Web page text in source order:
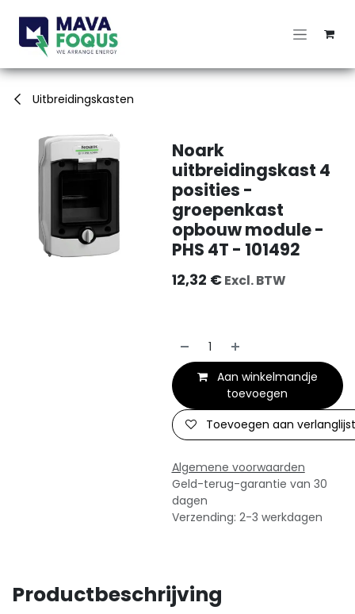
Uitbreidingskasten
Noark
uitbreidingskast 4
posities -
groepenkast
opbouw module -
PHS 4T - 101492
12,32 €Excl. BTW
Aan winkelmandje
toevoegen
Toevoegen aan verlanglijst
Algemene voorwaarden
Geld-terug-garantie van 30
dagen
Verzending: 2-3 werkdagen
Productbeschrijving